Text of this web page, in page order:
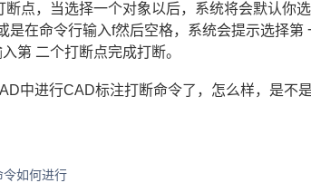
断点，当选择一个对象以后，系统将会默认你
是在命令行输入f然后空格，系统会提示选择
第 二个打断点完成打断。
中进行CAD标注打断命令了，怎么样，是不
令如何进行